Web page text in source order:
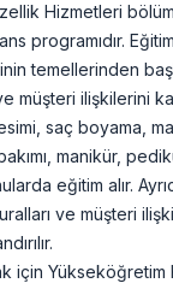
Hizmetleri
programıdır.
temellerinden
müşteri ilişkilerini
saç boyama,
manikür,
eğitim alır.
ve müşteri
için Yükseköğretim